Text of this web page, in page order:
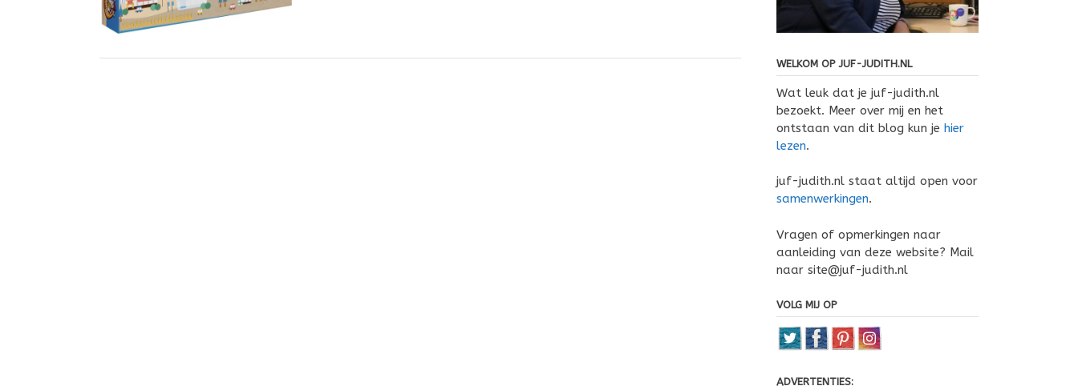
WELKOM OP JUF-JUDITH.NL
Wat leuk dat je juf-judith.nl
bezoekt. Meer over mij en het
ontstaan van dit blog kun je hier
lezen.
juf-judith.nl staat altijd open voor
samenwerkingen.
Vragen of opmerkingen naar
aanleiding van deze website? Mail
naar site@juf-judith.nl
VOLG MIJ OP
ADVERTENTIES: